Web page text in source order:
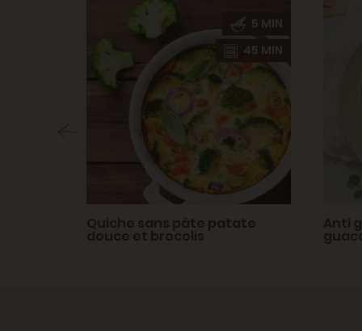
5 MIN
45 MIN
Quiche sans pâte patate
douce et brocolis
Anti